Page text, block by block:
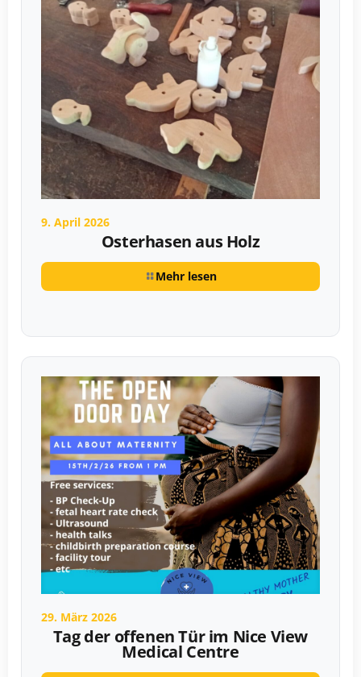
9. April 2026
Osterhasen aus Holz
Mehr lesen
29. März 2026
Tag der offenen Tür im Nice View
Medical Centre